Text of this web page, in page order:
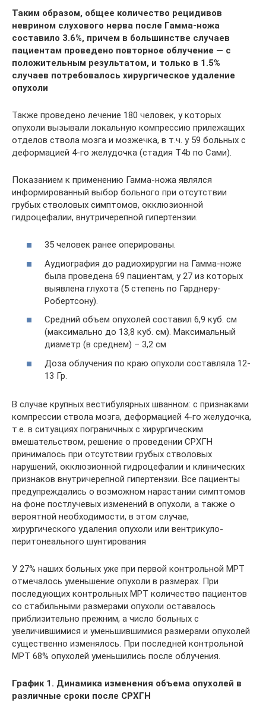
Таким образом, общее количество рецидивов
неврином слухового нерва после Гамма-ножа
составило 3.6%, причем в большинстве случаев
пациентам проведено повторное облучение — с
положительным результатом, и только в 1.5%
случаев потребовалось хирургическое удаление
опухоли
Также проведено лечение 180 человек, у которых
опухоли вызывали локальную компрессию прилежащих
отделов ствола мозга и мозжечка, в т.ч. у 59 больных с
деформацией 4-го желудочка (стадия Т4b по Сами).
Показанием к применению Гамма-ножа являлся
информированный выбор больного при отсутствии
грубых стволовых симптомов, окклюзионной
гидроцефалии, внутричерепной гипертензии.
35 человек ранее оперированы.
Аудиография до радиохирургии на Гамма-ноже
была проведена 69 пациентам, у 27 из которых
выявлена глухота (5 степень по Гарднеру-
Робертсону).
Средний объем опухолей составил 6,9 куб. см
(максимально до 13,8 куб. см). Максимальный
диаметр (в среднем) – 3,2 см
Доза облучения по краю опухоли составляла 12-
13 Гр.
В случае крупных вестибулярных шванном: с признаками
компрессии ствола мозга, деформацией 4-го желудочка,
т.е. в ситуациях пограничных с хирургическим
вмешательством, решение о проведении СРХГН
принималось при отсутствии грубых стволовых
нарушений, окклюзионной гидроцефалии и клинических
признаков внутричерепной гипертензии. Все пациенты
предупреждались о возможном нарастании симптомов
на фоне постлучевых изменений в опухоли, а также о
вероятной необходимости, в этом случае,
хирургического удаления опухоли или вентрикуло-
перитонеального шунтирования
У 27% наших больных уже при первой контрольной МРТ
отмечалось уменьшение опухоли в размерах. При
последующих контрольных МРТ количество пациентов
со стабильными размерами опухоли оставалось
приблизительно прежним, а число больных с
увеличившимися и уменьшившимися размерами опухолей
существенно изменялось. При последней контрольной
МРТ 68% опухолей уменьшились после облучения.
График 1. Динамика изменения объема опухолей в
различные сроки после СРХГН